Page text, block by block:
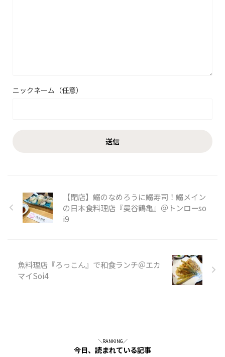
ニックネーム（任意）
【閉店】鰯のなめろうに鰯寿司！鰯メイン
の日本食料理店『曼谷鶴亀』＠トンローso
i9
魚料理店『ろっこん』で和食ランチ＠エカ
マイSoi4
＼RANKING／
今日、読まれている記事